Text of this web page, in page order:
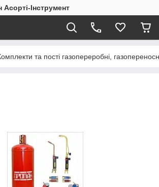
Асорті-Інструмент
та пості газопереробні,